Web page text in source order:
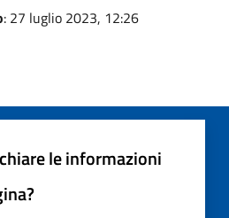
: 27 luglio 2023, 12:26
le informazioni